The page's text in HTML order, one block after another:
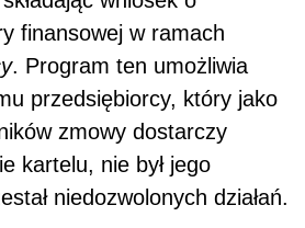
finansowej w ramach
. Program ten umożliwia
przedsiębiorcy, który jako
zmowy dostarczy
kartelu, nie był jego
niedozwolonych działań.